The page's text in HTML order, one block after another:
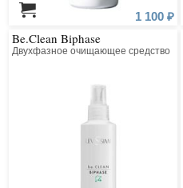
1 100 ₽
Be.Clean Biphase
Двухфазное очищающее средство